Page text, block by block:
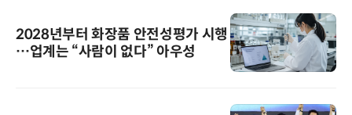
2028년부터 화장품 안전성평가 시행
…업계는 “사람이 없다” 아우성